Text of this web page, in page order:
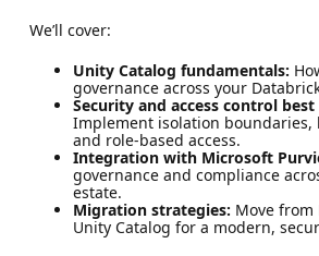
We’ll cover:
Unity Catalog fundamentals:
governance across your
Security and access control best
Implement isolation boundaries,
and role-based access.
Integration with Microsoft
governance and compliance
estate.
Migration strategies: Move from
Unity Catalog for a modern,